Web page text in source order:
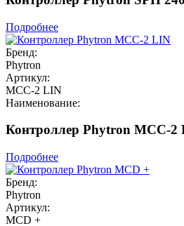
Подробнее
Бренд:
Phytron
Артикул:
MCC-2 LIN
Наименование:
Контроллер Phytron MCC-2
Подробнее
Бренд:
Phytron
Артикул:
MCD +